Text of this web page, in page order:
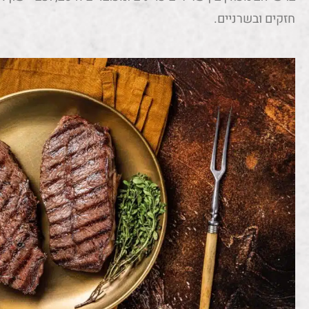
חזקים ובשרניים.